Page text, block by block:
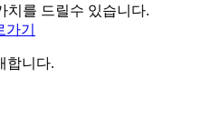
치를 드릴수 있습니다.
기
합니다.